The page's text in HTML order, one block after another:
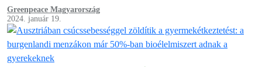
változtatunk azon, ahogyan élünk. A…
Greenpeace Magyarország
2024. január 19.